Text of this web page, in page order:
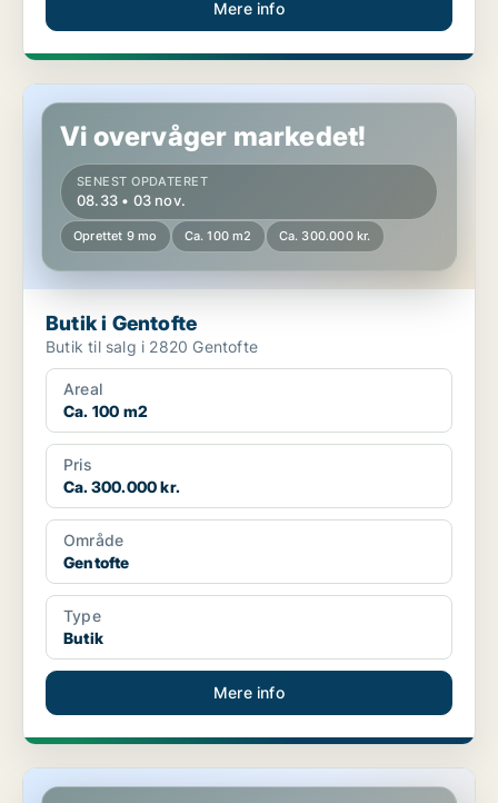
Mere info
Butik i Gentofte
Vi overvåger markedet!
SENEST OPDATERET
08.33 • 03 nov.
Oprettet 9 mo Ca. 100 m2 Ca. 300.000 kr.
Butik i Gentofte
Butik til salg i 2820 Gentofte
Areal
Ca. 100 m2
Pris
Ca. 300.000 kr.
Område
Gentofte
Type
Butik
Mere info
Boligudlejningsejendom i Lynge